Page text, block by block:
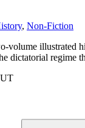
, Non-Fiction
volume illustrated
dictatorial regime